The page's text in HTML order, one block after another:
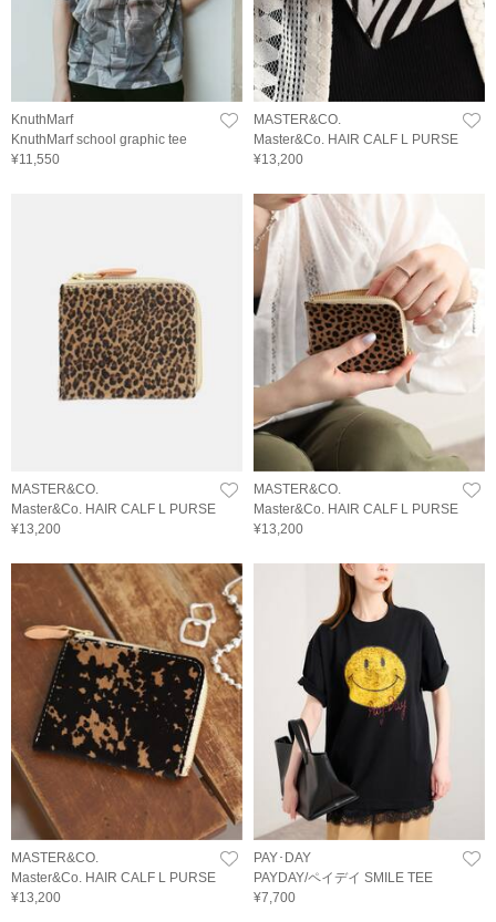
KnuthMarf
KnuthMarf school graphic tee
¥11,550
MASTER&CO.
Master&Co. HAIR CALF L PURSE
¥13,200
MASTER&CO.
Master&Co. HAIR CALF L PURSE
¥13,200
MASTER&CO.
Master&Co. HAIR CALF L PURSE
¥13,200
MASTER&CO.
Master&Co. HAIR CALF L PURSE
¥13,200
PAY･DAY
PAYDAY/ペイデイ SMILE TEE
¥7,700